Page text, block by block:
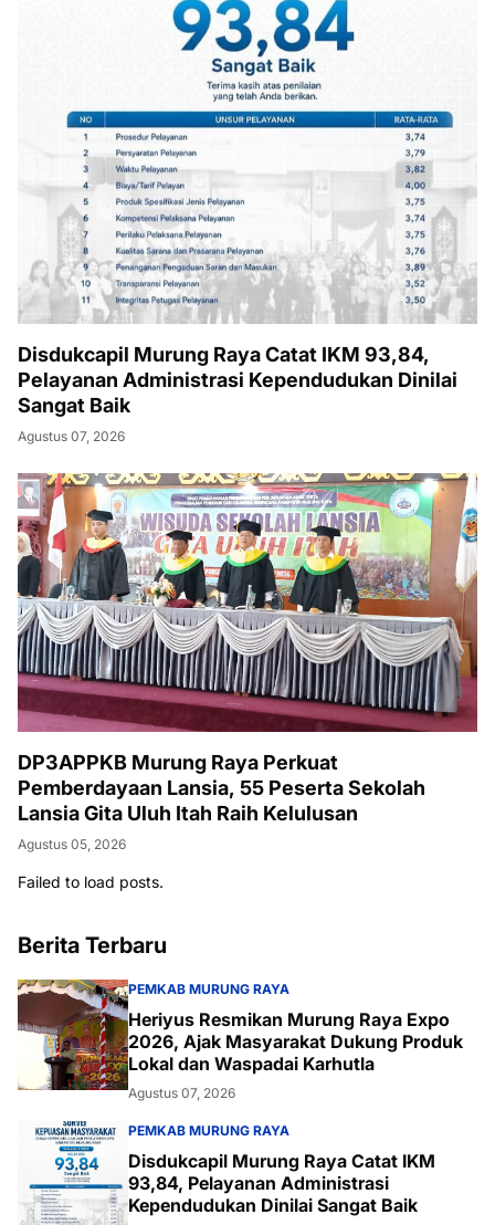
Disdukcapil Murung Raya Catat IKM 93,84,
Pelayanan Administrasi Kependudukan Dinilai
Sangat Baik
Agustus 07, 2026
DP3APPKB Murung Raya Perkuat
Pemberdayaan Lansia, 55 Peserta Sekolah
Lansia Gita Uluh Itah Raih Kelulusan
Agustus 05, 2026
Failed to load posts.
Berita Terbaru
PEMKAB MURUNG RAYA
Heriyus Resmikan Murung Raya Expo
2026, Ajak Masyarakat Dukung Produk
Lokal dan Waspadai Karhutla
Agustus 07, 2026
PEMKAB MURUNG RAYA
Disdukcapil Murung Raya Catat IKM
93,84, Pelayanan Administrasi
Kependudukan Dinilai Sangat Baik